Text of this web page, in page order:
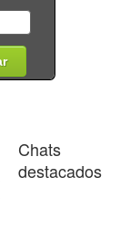
Chats
destacados